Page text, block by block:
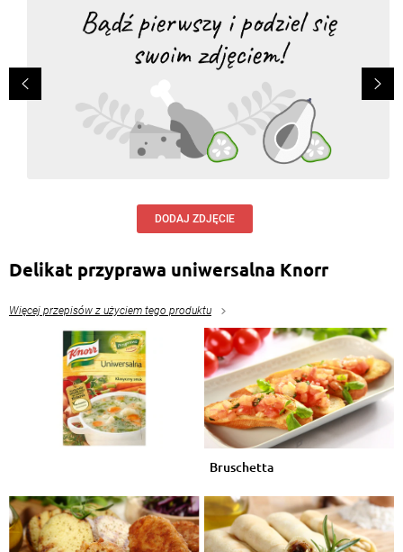
DODAJ ZDJĘCIE
Delikat przyprawa uniwersalna Knorr
Więcej przepisów z użyciem tego produktu
Bruschetta